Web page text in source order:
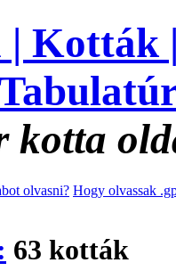
kotta
olvasni? Hogy olvassak
63 kották